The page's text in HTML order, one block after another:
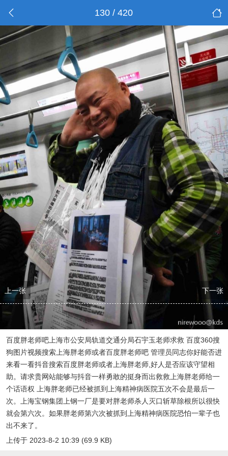
130 / 420
上一张 下一张
百度胖老师吧上海市公安局轨道交通分局石宇玉老师求救 百度360搜
狗图片视频搜索上海胖老师或者百度胖老师吧 管理员同志你好能否进
来看一看抖音搜索百度胖老师或者上海胖老师,好人是否应该守望相
助。请求贵网站能够与抖音一样勇敢的挺身而出救救上海胖老师给一
个话语权 上海胖老师已经被抓到上海精神病医院五次不会是最后一
次。上海宝钢集团上钢一厂是要对胖老师杀人灭口斩草除根所以很快
就会第六次。如果胖老师第六次被抓到上海精神病医院恐怕一辈子也
出不来了。
上传于 2023-8-2 10:39 (69.9 KB)